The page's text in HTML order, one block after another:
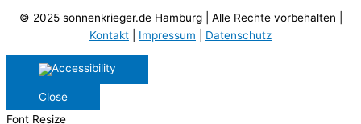
© 2025 sonnenkrieger.de Hamburg | Alle Rechte vorbehalten |
Kontakt
Impressum Datenschutz
Close
Font Resize